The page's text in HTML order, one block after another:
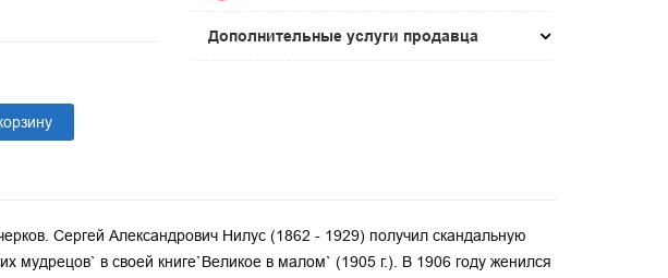
Дополнительные услуги продавца
Сергей Александрович Нилус (1862 - 1929) получил скандальную
мудрецов` в своей книге`Великое в малом` (1905 г.). В 1906 году женился